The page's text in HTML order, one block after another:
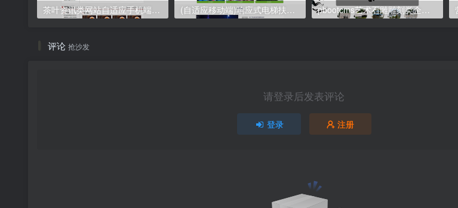
茶叶资讯类网站自适应手机端pbootcms模板 茶叶产品茶叶知识信息网站源码下载 (自适应移动端)响应式电梯扶梯类pbootcms模板 电梯生产企业绿色官网网站源码下载 pbootcms艺术石雕雕刻类企业网站模板 （PC+手机版）古典水墨风格网站源码下载
评论 抢沙发
请登录后发表评论
登录 注册